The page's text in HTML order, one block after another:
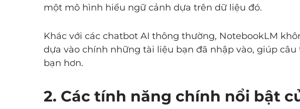
một mô hình hiểu ngữ cảnh dựa trên dữ liệu đó.
Khác với các chatbot AI thông thường, NotebookLM
dựa vào chính những tài liệu bạn đã nhập vào, giúp
bạn hơn.
2. Các tính năng chính nổi bật